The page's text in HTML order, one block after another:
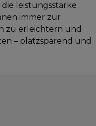
leistungsstarke
immer zur
zu erleichtern und
– platzsparend und